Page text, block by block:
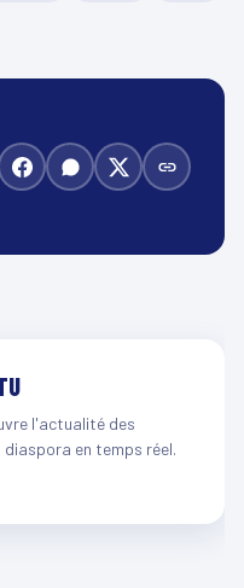
l'actualité des
en temps réel.